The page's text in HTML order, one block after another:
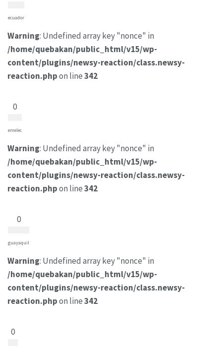
ecuador
Warning: Undefined array key "nonce" in
/home/quebakan/public_html/v15/wp-
content/plugins/newsy-reaction/class.newsy-
reaction.phpon line342
0
emelec
Warning: Undefined array key "nonce" in
/home/quebakan/public_html/v15/wp-
content/plugins/newsy-reaction/class.newsy-
reaction.phpon line342
0
guayaquil
Warning: Undefined array key "nonce" in
/home/quebakan/public_html/v15/wp-
content/plugins/newsy-reaction/class.newsy-
reaction.phpon line342
0